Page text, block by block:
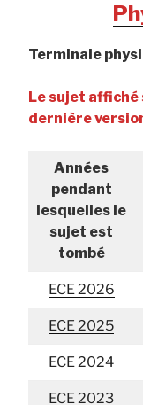
Terminale
Le sujet affiché
dernière
Années
pendant
lesquelles le
sujet est
tombé
ECE 2026
ECE 2025
ECE 2024
ECE 2023